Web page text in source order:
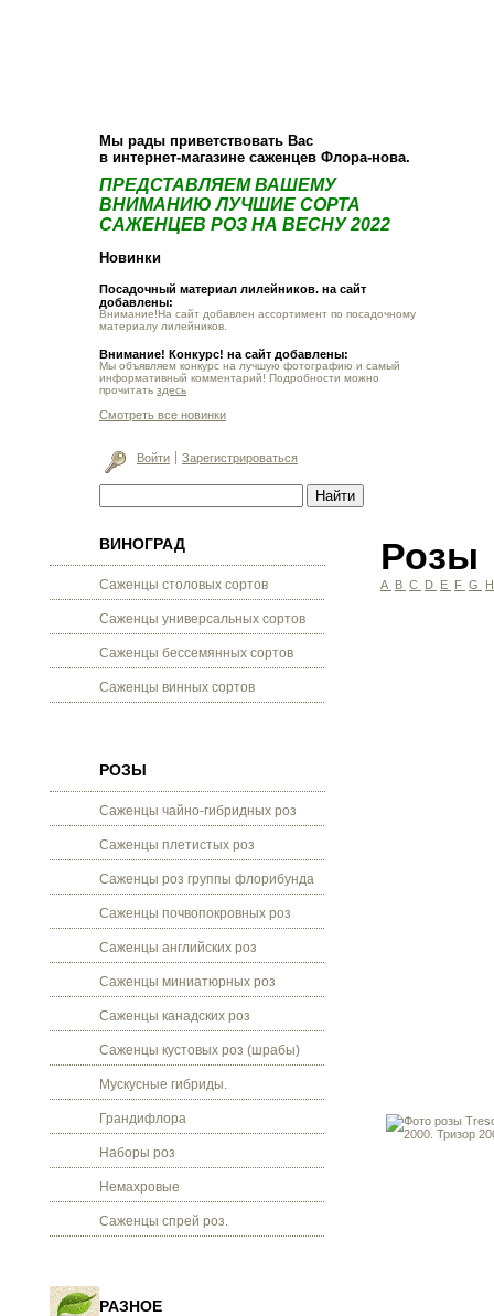
Мы рады приветствовать Вас
в интернет-магазине саженцев Флора-нова.
ПРЕДСТАВЛЯЕМ ВАШЕМУ
ВНИМАНИЮ ЛУЧШИЕ СОРТА
САЖЕНЦЕВ РОЗ НА ВЕСНУ 2022
Новинки
Посадочный материал лилейников. на сайт
добавлены:
Внимание!На сайт добавлен ассортимент по посадочному
материалу лилейников.
Внимание! Конкурс! на сайт добавлены:
Мы объявляем конкурс на лучшую фотографию и самый
информативный комментарий! Подробности можно
прочитать здесь
Смотреть все новинки
Войти Зарегистрироваться
ВИНОГРАД
Саженцы столовых сортов
Саженцы универсальных сортов
Саженцы бессемянных сортов
Саженцы винных сортов
РОЗЫ
Саженцы чайно-гибридных роз
Саженцы плетистых роз
Саженцы роз группы флорибунда
Саженцы почвопокровных роз
Саженцы английских роз
Саженцы миниатюрных роз
Саженцы канадских роз
Саженцы кустовых роз (шрабы)
Мускусные гибриды.
Грандифлора
Наборы роз
Немахровые
Саженцы спрей роз.
РАЗНОЕ
Розы
A B C D E F G